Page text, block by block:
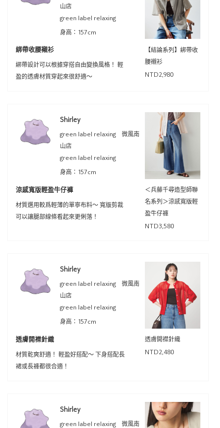
山店
green label relaxing
身高：157cm
綁帶收腰襯衫
綁帶設計可以根據穿搭自由變換風格！ 輕
盈的透膚材質穿起來很舒適～
【結論系列】綁帶收
腰襯衫
NTD2,980
Shirley
green label relaxing 微風南
山店
green label relaxing
身高：157cm
涼感寬版輕盈牛仔褲
材質選用較爲輕薄的單寧布料～ 寬版剪裁
可以讓腿部線條看起來更俐落！
＜兵藤千尋造型師聯
名系列＞涼感寬版輕
盈牛仔褲
NTD3,580
Shirley
green label relaxing 微風南
山店
green label relaxing
身高：157cm
透膚開襟針織
材質乾爽舒適！ 輕盈好搭配～ 下身搭配長
裙或長褲都很合適！
透膚開襟針織
NTD2,480
Shirley
green label relaxing 微風南